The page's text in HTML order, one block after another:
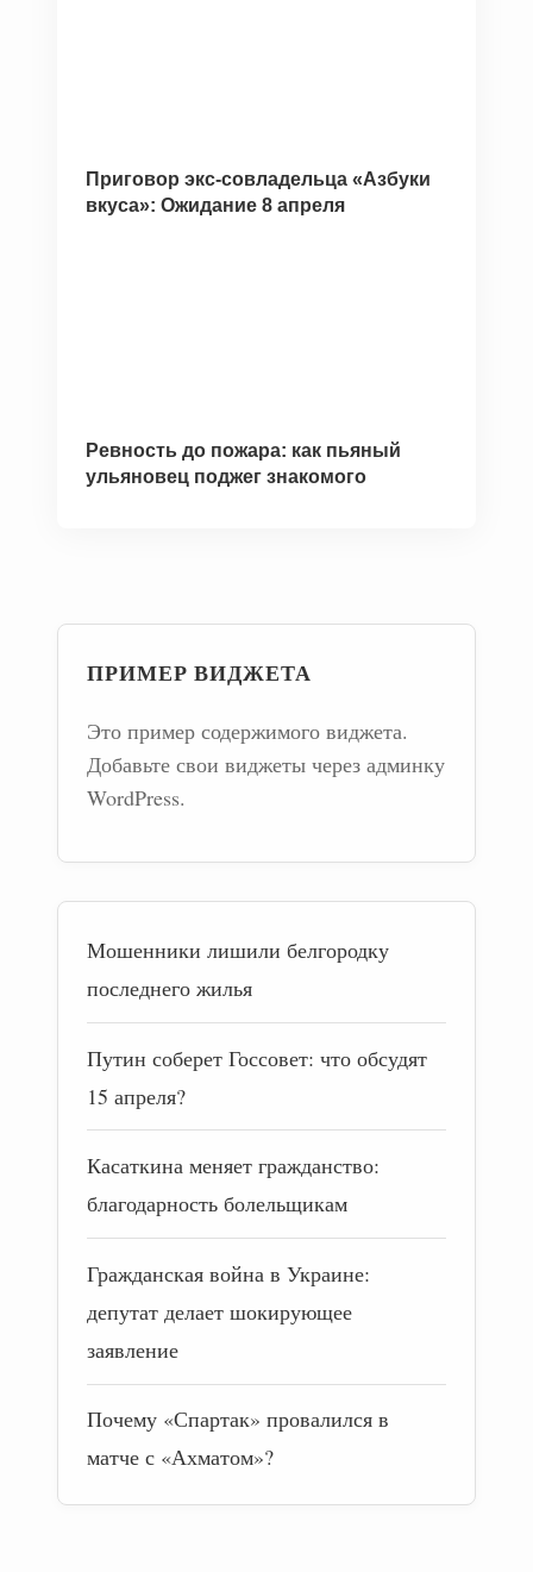
Приговор экс-совладельца «Азбуки
вкуса»: Ожидание 8 апреля
Ревность до пожара: как пьяный
ульяновец поджег знакомого
ПРИМЕР ВИДЖЕТА
Это пример содержимого виджета.
Добавьте свои виджеты через админку
WordPress.
Мошенники лишили белгородку
последнего жилья
Путин соберет Госсовет: что обсудят
15 апреля?
Касаткина меняет гражданство:
благодарность болельщикам
Гражданская война в Украине:
депутат делает шокирующее
заявление
Почему «Спартак» провалился в
матче с «Ахматом»?